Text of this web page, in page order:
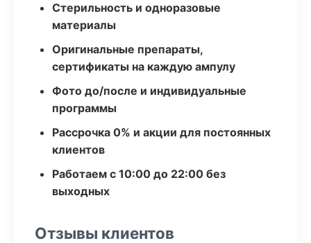
Стерильность и одноразовые
материалы
Оригинальные препараты,
сертификаты на каждую ампулу
Фото до/после и индивидуальные
программы
Рассрочка 0% и акции для постоянных
клиентов
Работаем с 10:00 до 22:00 без
выходных
Отзывы клиентов